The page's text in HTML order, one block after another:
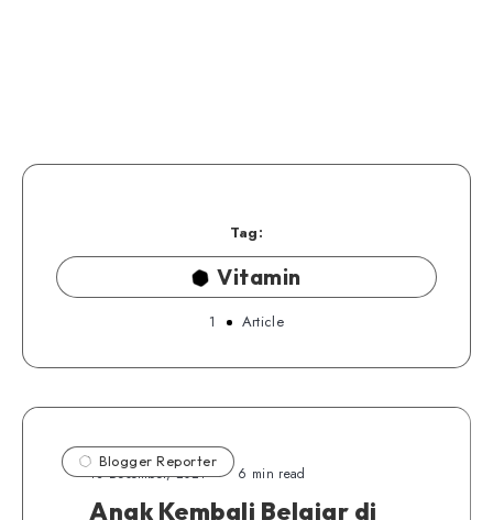
Tag:
Vitamin
1 Article
Blogger Reporter
13 Desember, 2021 6 min read
Anak Kembali Belajar di